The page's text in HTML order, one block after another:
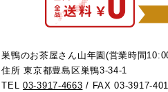
巣鴨のお茶屋さん山年園(営業時間
住所 東京都豊島区巣鴨3-34-1
TEL03-3917-4663 / FAX 03-3917-